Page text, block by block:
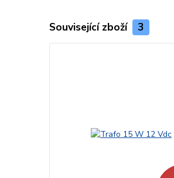
Související zboží 3